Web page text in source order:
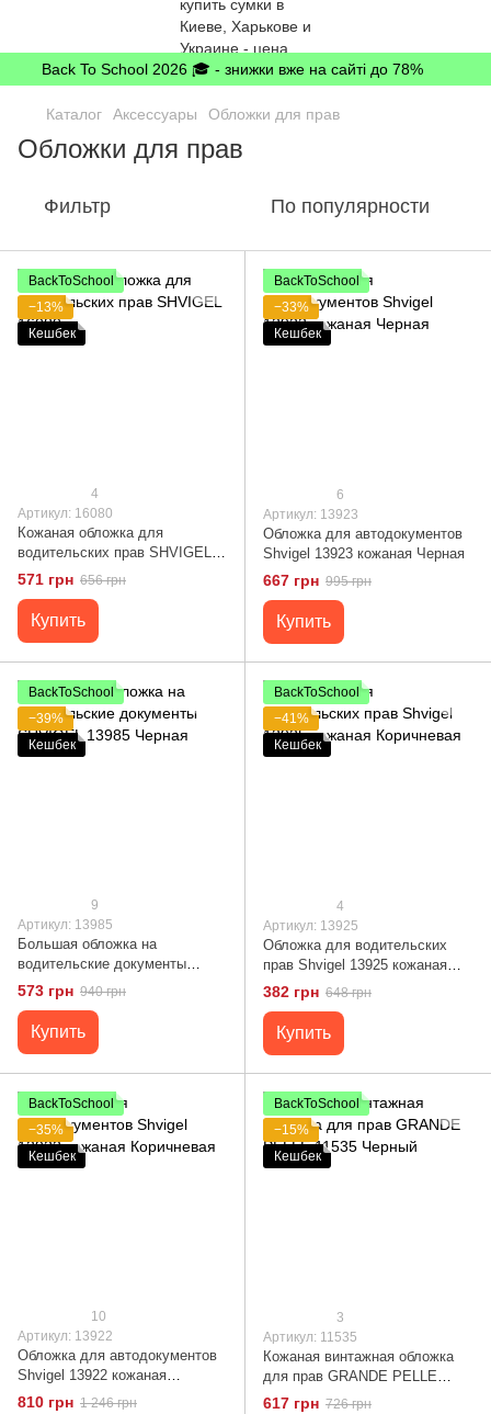
Back To School 2026 🎓 - знижки вже на сайті до 78%
Каталог Аксессуары Обложки для прав
Обложки для прав
Фильтр По популярности
BackToSchool
−13%
Кешбек
4
Артикул: 16080
Кожаная обложка для
водительских прав SHVIGEL
16080
571 грн 656 грн
Купить
BackToSchool
−33%
Кешбек
6
Артикул: 13923
Обложка для автодокументов
Shvigel 13923 кожаная Черная
667 грн 995 грн
Купить
BackToSchool
−39%
Кешбек
9
Артикул: 13985
Большая обложка на
водительские документы
SHVIGEL 13985 Черная
573 грн 940 грн
Купить
BackToSchool
−41%
Кешбек
4
Артикул: 13925
Обложка для водительских
прав Shvigel 13925 кожаная
Коричневая
382 грн 648 грн
Купить
BackToSchool
−35%
Кешбек
10
Артикул: 13922
Обложка для автодокументов
Shvigel 13922 кожаная
Коричневая
810 грн 1 246 грн
BackToSchool
−15%
Кешбек
3
Артикул: 11535
Кожаная винтажная обложка
для прав GRANDE PELLE
11535 Черный
617 грн 726 грн